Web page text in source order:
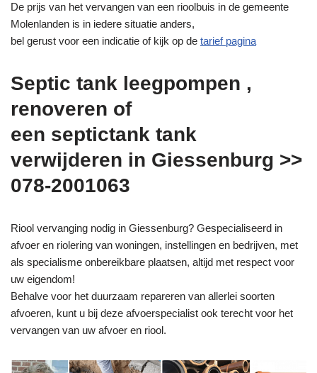
De prijs van het vervangen van een rioolbuis in de gemeente
Molenlanden is in iedere situatie anders,
bel gerust voor een indicatie of kijk op de tarief pagina
Septic tank leegpompen ,
renoveren of
een septictank tank
verwijderen in Giessenburg >>
078-2001063
Riool vervanging nodig in Giessenburg? Gespecialiseerd in
afvoer en riolering van woningen, instellingen en bedrijven, met
als specialisme onbereikbare plaatsen, altijd met respect voor
uw eigendom!
Behalve voor het duurzaam repareren van allerlei soorten
afvoeren, kunt u bij deze afvoerspecialist ook terecht voor het
vervangen van uw afvoer en riool.